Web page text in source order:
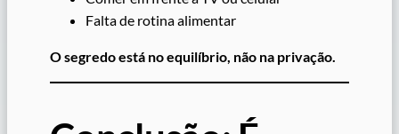
Falta de rotina alimentar
O segredo está no equilíbrio, não na privação.